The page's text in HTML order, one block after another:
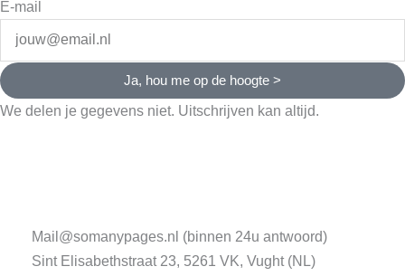
E-mail
Ja, hou me op de hoogte >
We delen je gegevens niet. Uitschrijven kan altijd.
Mail@somanypages.nl (binnen 24u antwoord)
Sint Elisabethstraat 23, 5261 VK, Vught (NL)